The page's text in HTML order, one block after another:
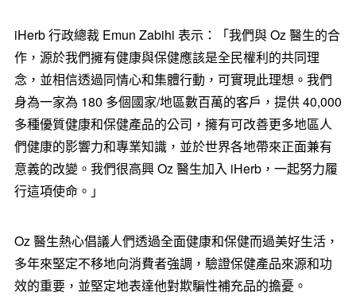
iHerb 行政總裁 Emun Zabihi 表示：「我們與 Oz 醫生的合
作，源於我們擁有健康與保健應該是全民權利的共同理
念，並相信透過同情心和集體行動，可實現此理想。我們
身為一家為 180 多個國家/地區數百萬的客戶，提供 40,000
多種優質健康和保健產品的公司，擁有可改善更多地區人
們健康的影響力和專業知識，並於世界各地帶來正面兼有
意義的改變。我們很高興 Oz 醫生加入 iHerb，一起努力履
行這項使命。」
Oz 醫生熱心倡議人們透過全面健康和保健而過美好生活，
多年來堅定不移地向消費者強調，驗證保健產品來源和功
效的重要，並堅定地表達他對欺騙性補充品的擔憂。